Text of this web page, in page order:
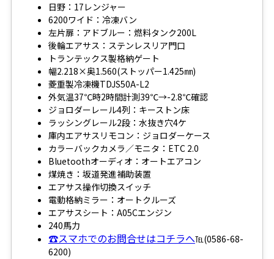
日野：17レンジャー
6200ワイド：冷凍バン
左片扉：アドブルー：燃料タンク200L
後輪エアサス：ステンレスリア門口
トランテックス製格納ゲート
幅2.218×奥1.560(ストッパー1.425㎜)
菱重製冷凍機TDJS50A-L2
外気温37℃時2時間計測39℃→-2.8℃確認
ジョロダーレール4列：キーストン床
ラッシングレール2段：水抜き穴4ケ
庫内エアサスリモコン：ジョロダーケース
カラーバックカメラ／モニタ：ETC 2.0
Bluetoothオーディオ：オートエアコン
煤焼き：坂道発進補助装置
エアサス操作切換スイッチ
電動格納ミラー：オートクルーズ
エアサスシート：A05Cエンジン
240馬力
☎スマホでのお問合せはコチラへ℡(0586-68-
6200)